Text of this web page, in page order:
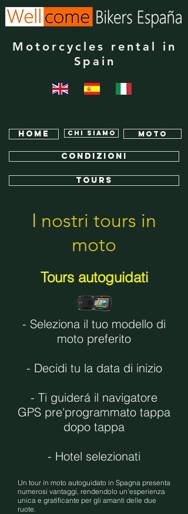
Motorcycles rental in
Spain
Home Chi siamo MOTO
Condizioni
TOURS
I nostri tours in
moto
Tours autoguidati
- Seleziona il tuo modello di
moto preferito
- Decidi tu la data di inizio
- Ti guiderá il navigatore
GPS pre'programmato tappa
dopo tappa
- Hotel selezionati
Un tour in moto autoguidato in Spagna presenta
numerosi vantaggi, rendendolo un'esperienza
unica e gratificante per gli amanti delle due
ruote.